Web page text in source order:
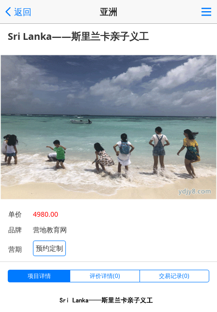
返回 亚洲
Sri Lanka——斯里兰卡亲子义工
单价
4980.00
品牌
营地教育网
营期 预约定制
项目详情 评价详情(0) 交易记录(0)